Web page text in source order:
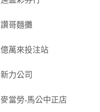
讚哥麵攤
億萬來投注站
新力公司
麥當勞-馬公中正店